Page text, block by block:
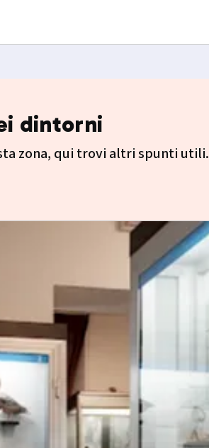
dintorni
zona, qui trovi altri spunti utili.